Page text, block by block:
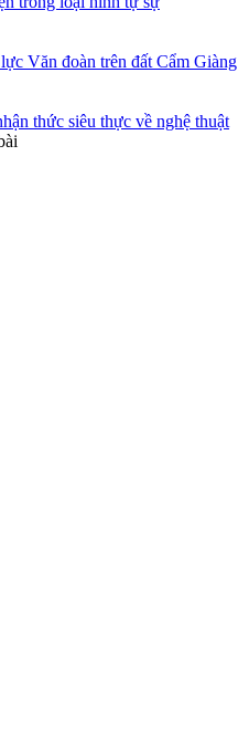
Văn đoàn trên đất Cẩm Giàng
thức siêu thực về nghệ thuật